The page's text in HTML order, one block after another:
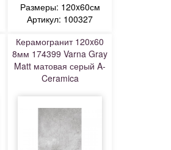
Размеры: 120x60см
Артикул: 100327
Керамогранит 120x60
8мм 174399 Varna Gray
Matt матовая серый A-
Ceramica